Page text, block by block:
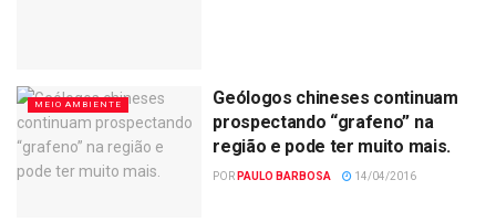
MEIO AMBIENTE
Geólogos chineses continuam
prospectando “grafeno” na
região e pode ter muito mais.
POR PAULO BARBOSA 14/04/2016